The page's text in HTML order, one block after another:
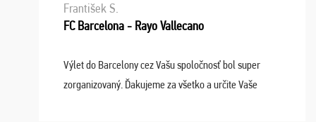
František S.
FC Barcelona - Rayo Vallecano
Výlet do Barcelony cez Vašu spoločnosť bol super
zorganizovaný. Ďakujeme za všetko a určite Vaše